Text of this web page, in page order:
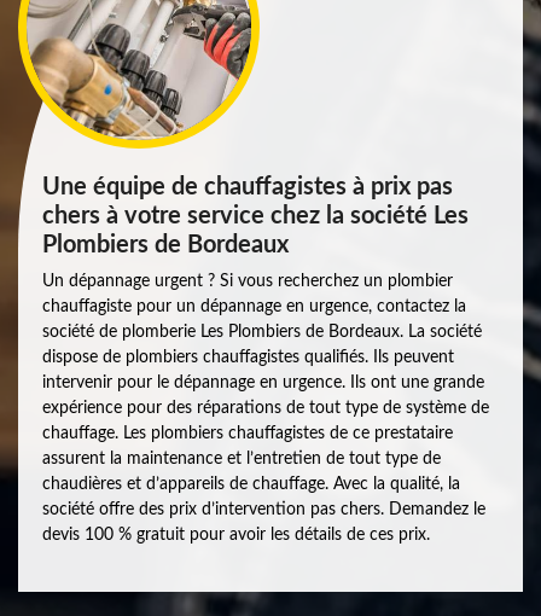
Une équipe de chauffagistes à prix pas
chers à votre service chez la société Les
Plombiers de Bordeaux
Un dépannage urgent ? Si vous recherchez un plombier
chauffagiste pour un dépannage en urgence, contactez la
société de plomberie Les Plombiers de Bordeaux. La société
dispose de plombiers chauffagistes qualifiés. Ils peuvent
intervenir pour le dépannage en urgence. Ils ont une grande
expérience pour des réparations de tout type de système de
chauffage. Les plombiers chauffagistes de ce prestataire
assurent la maintenance et l’entretien de tout type de
chaudières et d’appareils de chauffage. Avec la qualité, la
société offre des prix d’intervention pas chers. Demandez le
devis 100 % gratuit pour avoir les détails de ces prix.